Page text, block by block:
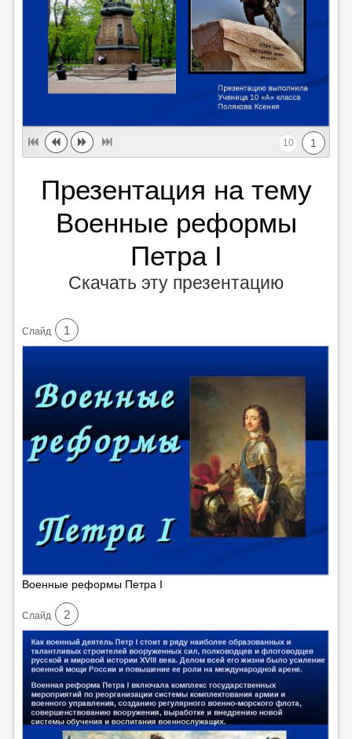
1
10
Презентация на тему
Военные реформы
Петра I
Скачать эту презентацию
Cлайд 1
Военные реформы Петра I
Cлайд 2